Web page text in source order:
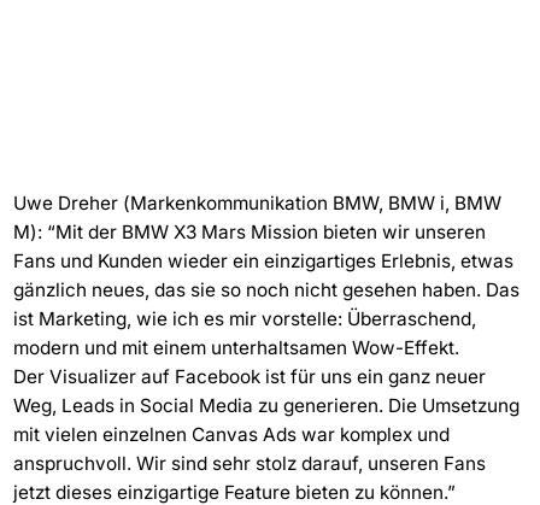
Uwe Dreher (Markenkommunikation BMW, BMW i, BMW
M): “Mit der BMW X3 Mars Mission bieten wir unseren
Fans und Kunden wieder ein einzigartiges Erlebnis, etwas
gänzlich neues, das sie so noch nicht gesehen haben. Das
ist Marketing, wie ich es mir vorstelle: Überraschend,
modern und mit einem unterhaltsamen Wow-Effekt.
Der Visualizer auf Facebook ist für uns ein ganz neuer
Weg, Leads in Social Media zu generieren. Die Umsetzung
mit vielen einzelnen Canvas Ads war komplex und
anspruchvoll. Wir sind sehr stolz darauf, unseren Fans
jetzt dieses einzigartige Feature bieten zu können.”